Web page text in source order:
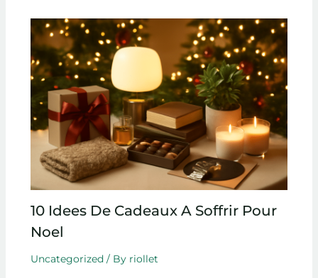
10 Idees De Cadeaux A Soffrir Pour
Noel
Uncategorized/ By riollet